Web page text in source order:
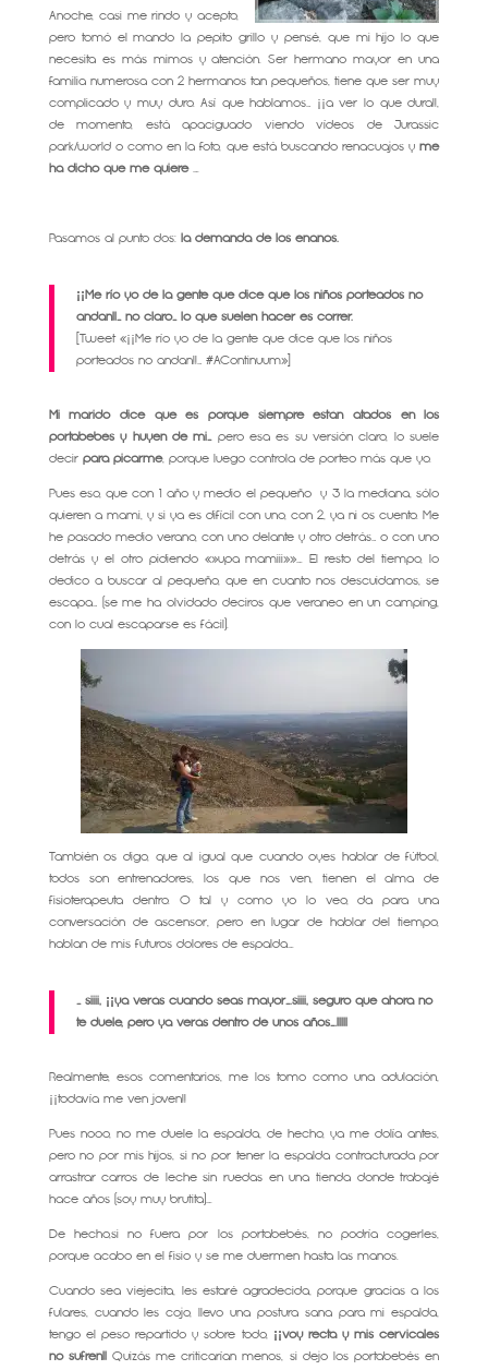
Anoche, casi me rindo y acepto,
pero tomó el mando la pepito grillo y pensé, que mi hijo lo que
necesita es más mimos y atención. Ser hermano mayor en una
familia numerosa con 2 hermanos tan pequeños, tiene que ser muy
complicado y muy duro. Así que hablamos… ¡¡a ver lo que dura!!,
de momento, está apaciguado viendo vídeos de Jurassic
park/world o como en la foto, que está buscando renacuajos yme
ha dicho que me quiere….
Pasamos al punto dos: la demanda de los enanos.
¡¡Me río yo de la gente que dice que los niños porteados no
andan!!… no claro… lo que suelen hacer es correr.
[Tweet «¡¡Me río yo de la gente que dice que los niños
porteados no andan!!… #AContinuum»]
Mi marido dice que es porque siempre están atados en los
portabebés y huyen de mi…pero esa es su versión claro, lo suele
decir para picarme, porque luego controla de porteo más que yo.
Pues eso, que con 1 año y medio el pequeño y 3 la mediana, sólo
quieren a mami, y si ya es difícil con uno, con 2, ya ni os cuento. Me
he pasado medio verano, con uno delante y otro detrás… o con uno
detrás y el otro pidiendo «»upa mamiii»»…. El resto del tiempo, lo
dedico a buscar al pequeño, que en cuanto nos descuidamos, se
escapa… (se me ha olvidado deciros que veraneo en un camping,
con lo cual escaparse es fácil).
También os digo, que al igual que cuando oyes hablar de fútbol,
todos son entrenadores, los que nos ven, tienen el alma de
fisioterapeuta dentro. O tal y como yo lo veo, da para una
conversación de ascensor, pero en lugar de hablar del tiempo,
hablan de mis futuros dolores de espalda….
… siiii, ¡¡ya verás cuando seas mayor….siiii, seguro que ahora no
te duele, pero ya verás dentro de unos años….!!!!!
Realmente, esos comentarios, me los tomo como una adulación,
¡¡todavía me ven joven!!
Pues nooo, no me duele la espalda, de hecho, ya me dolía antes,
pero no por mis hijos, si no por tener la espalda contracturada por
arrastrar carros de leche sin ruedas en una tienda donde trabajé
hace años (soy muy brutita)….
De hecho,si no fuera por los portabebés, no podría cogerles,
porque acabo en el fisio y se me duermen hasta las manos.
Cuando sea viejecita, les estaré agradecida, porque gracias a los
fulares, cuando les cojo, llevo una postura sana para mi espalda,
tengo el peso repartido y sobre todo, ¡¡voy recta y mis cervicales
no sufren!!Quizás me criticarían menos, si dejo los portabebés en